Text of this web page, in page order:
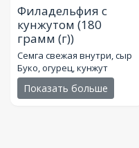
Филадельфия с
кунжутом (180
грамм (г))
Семга свежая внутри, сыр
Буко, огурец, кунжут
Показать больше